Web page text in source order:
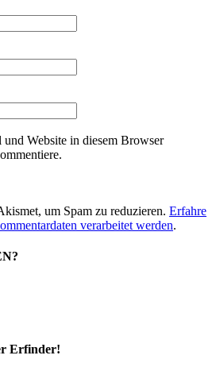
Website in diesem Browser
um Spam zu reduzieren. Erfahre
verarbeitet werden.
Erfinder!